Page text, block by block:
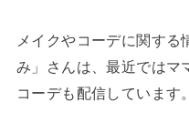
メイクやコーデに関する
み」さんは、最近ではマ
コーデも配信しています。